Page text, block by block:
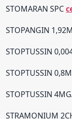
STOMARAN SPC
STOPANGIN
STOPTUSSIN
STOPTUSSIN
STOPTUSSIN
STRAMONIUM